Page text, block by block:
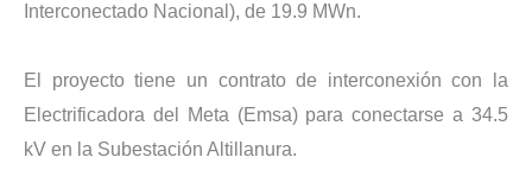
Interconectado Nacional), de 19.9 MWn.
El proyecto tiene un contrato de interconexión con la
Electrificadora del Meta (Emsa) para conectarse a 34.5
kV en la Subestación Altillanura.